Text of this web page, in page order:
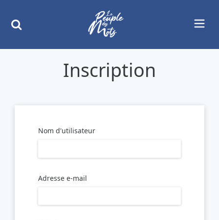
Inscription
Nom d'utilisateur
Adresse e-mail